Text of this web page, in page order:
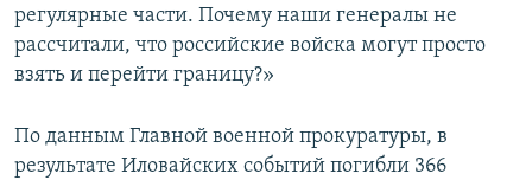
регулярные части. Почему наши генералы не
рассчитали, что российские войска могут просто
взять и перейти границу?»
По данным Главной военной прокуратуры, в
результате Иловайских событий погибли 366